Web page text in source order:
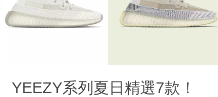
YEEZY系列夏日精選7款！